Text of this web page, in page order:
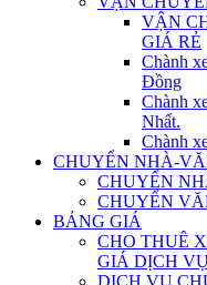
VẬN
GIÁ RẺ
Chành
Đồng
Chành
Nhất.
Chành
CHUYỂN NHÀ-
CHUYỂN
CHUYỂN
BẢNG GIÁ
CHO THUÊ
GIÁ DỊCH
DỊCH VỤ